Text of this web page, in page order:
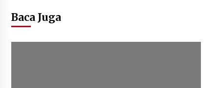
Baca Juga